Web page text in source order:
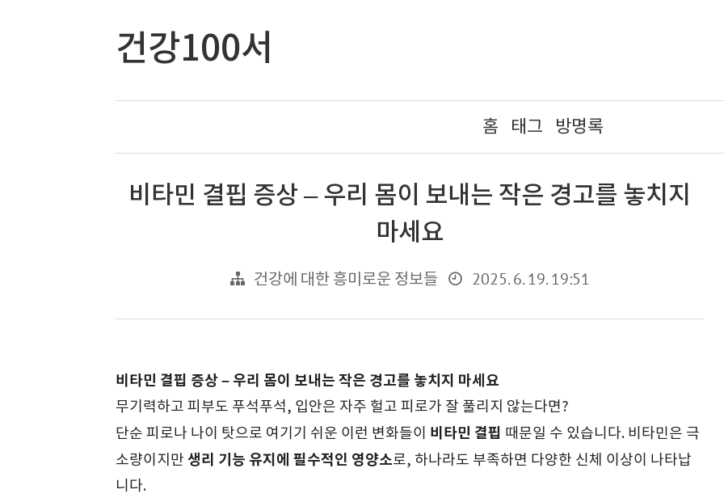
건강100서
홈 태그 방명록
비타민 결핍 증상 – 우리 몸이 보내는 작은 경고를 놓치지
마세요
건강에 대한 흥미로운 정보들 2025. 6. 19. 19:51
비타민 결핍 증상 – 우리 몸이 보내는 작은 경고를 놓치지 마세요
무기력하고 피부도 푸석푸석, 입안은 자주 헐고 피로가 잘 풀리지 않는다면?
단순 피로나 나이 탓으로 여기기 쉬운 이런 변화들이 비타민 결핍 때문일 수 있습니다. 비타민은 극
소량이지만 생리 기능 유지에 필수적인 영양소로, 하나라도 부족하면 다양한 신체 이상이 나타납
니다.